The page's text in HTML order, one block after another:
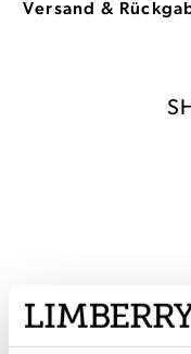
Versand &